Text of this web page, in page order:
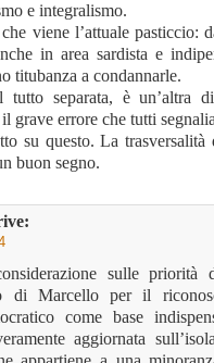
e integralismo.
viene l’attuale pasticcio:
in area sardista e
titubanza a condannarle.
separata, è un’altra
il grave errore che tutti
su questo. La trasversalità
buon segno.
sulle priorità
di Marcello per il
come base
aggiornata